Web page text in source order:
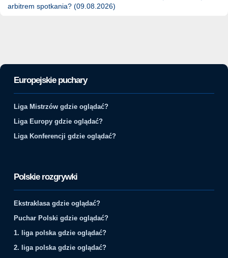
arbitrem spotkania? (09.08.2026)
Europejskie puchary
Liga Mistrzów gdzie oglądać?
Liga Europy gdzie oglądać?
Liga Konferencji gdzie oglądać?
Polskie rozgrywki
Ekstraklasa gdzie oglądać?
Puchar Polski gdzie oglądać?
1. liga polska gdzie oglądać?
2. liga polska gdzie oglądać?